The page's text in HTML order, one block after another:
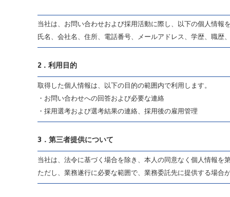
当社は、お問い合わせおよび採用活動に際し、以下の個人情報
氏名、会社名、住所、電話番号、メールアドレス、学歴、職歴
2． 利用目的
取得した個人情報は、以下の目的の範囲内で利用します。
・お問い合わせへの回答および必要な連絡
・採用選考および選考結果の連絡、採用後の雇用管理
3． 第三者提供について
当社は、法令に基づく場合を除き、本人の同意なく個人情報を
ただし、業務遂行に必要な範囲で、業務委託先に提供する場合